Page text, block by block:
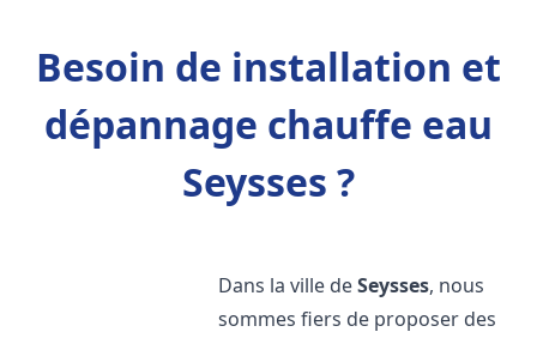
Besoin de installation et
dépannage chauffe eau
Seysses ?
Dans la ville deSeysses, nous
sommes fiers de proposer des